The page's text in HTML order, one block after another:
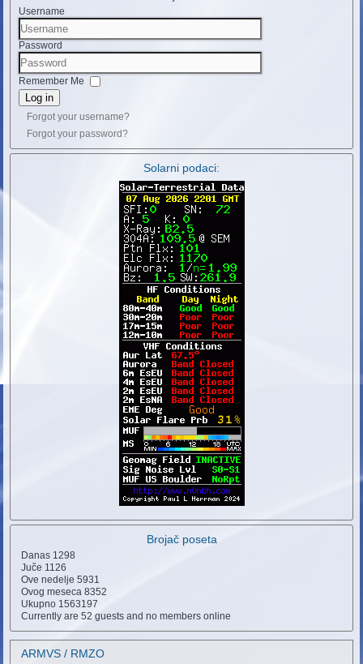
Username
Password
Remember Me
Log in
Forgot your username?
Forgot your password?
Solarni podaci:
Brojač poseta
Danas 1298
Juče 1126
Ove nedelje5931
Ovog meseca8352
Ukupno 1563197
Currently are 52 guests and no members online
ARMVS / RMZO